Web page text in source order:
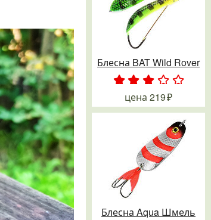
Блесна BAT Wild Rover
. .
цена 219
Блесна Aqua Шмель